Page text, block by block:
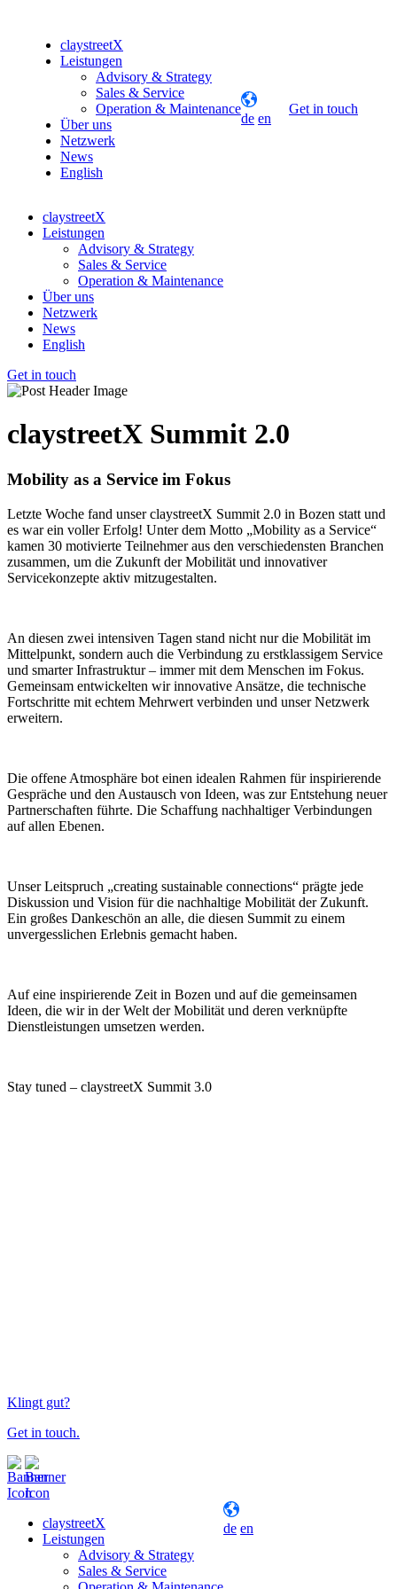
claystreetX
Leistungen
Advisory & Strategy
Sales & Service
Operation & Maintenance
Über uns
Netzwerk
News
English
de en
Get in touch
claystreetX
Leistungen
Advisory & Strategy
Sales & Service
Operation & Maintenance
Über uns
Netzwerk
News
English
Get in touch
claystreetX Summit 2.0
Mobility as a Service im Fokus
Letzte Woche fand unser claystreetX Summit 2.0 in Bozen statt und
es war ein voller Erfolg! Unter dem Motto „Mobility as a Service“
kamen 30 motivierte Teilnehmer aus den verschiedensten Branchen
zusammen, um die Zukunft der Mobilität und innovativer
Servicekonzepte aktiv mitzugestalten.
An diesen zwei intensiven Tagen stand nicht nur die Mobilität im
Mittelpunkt, sondern auch die Verbindung zu erstklassigem Service
und smarter Infrastruktur – immer mit dem Menschen im Fokus.
Gemeinsam entwickelten wir innovative Ansätze, die technische
Fortschritte mit echtem Mehrwert verbinden und unser Netzwerk
erweitern.
Die offene Atmosphäre bot einen idealen Rahmen für inspirierende
Gespräche und den Austausch von Ideen, was zur Entstehung neuer
Partnerschaften führte. Die Schaffung nachhaltiger Verbindungen
auf allen Ebenen.
Unser Leitspruch „creating sustainable connections“ prägte jede
Diskussion und Vision für die nachhaltige Mobilität der Zukunft.
Ein großes Dankeschön an alle, die diesen Summit zu einem
unvergesslichen Erlebnis gemacht haben.
Auf eine inspirierende Zeit in Bozen und auf die gemeinsamen
Ideen, die wir in der Welt der Mobilität und deren verknüpfte
Dienstleistungen umsetzen werden.
Stay tuned – claystreetX Summit 3.0
Klingt gut?
Get in touch.
claystreetX
Leistungen
Advisory & Strategy
Sales & Service
de en